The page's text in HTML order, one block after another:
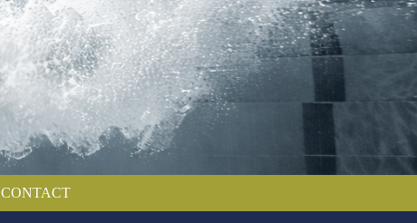
CONTACT